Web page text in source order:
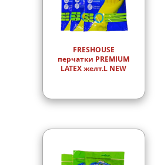
FRESHOUSE
перчатки PREMIUM
LATEX желт.L NEW